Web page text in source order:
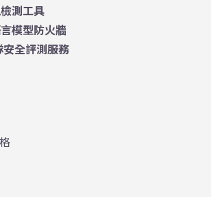
測工具
模型防火牆
全評測服務